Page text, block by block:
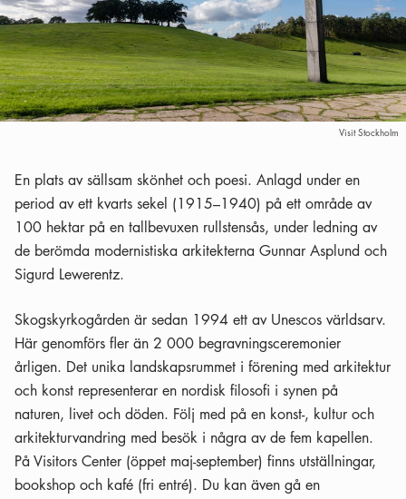
Visit Stockholm
En plats av sällsam skönhet och poesi. Anlagd under en
period av ett kvarts sekel (1915–1940) på ett område av
100 hektar på en tallbevuxen rullstensås, under ledning av
de berömda modernistiska arkitekterna Gunnar Asplund och
Sigurd Lewerentz.
Skogskyrkogården är sedan 1994 ett av Unescos världsarv.
Här genomförs fler än 2 000 begravningsceremonier
årligen. Det unika landskapsrummet i förening med arkitektur
och konst representerar en nordisk filosofi i synen på
naturen, livet och döden. Följ med på en konst-, kultur och
arkitekturvandring med besök i några av de fem kapellen.
På Visitors Center (öppet maj-september) finns utställningar,
bookshop och kafé (fri entré). Du kan även gå en